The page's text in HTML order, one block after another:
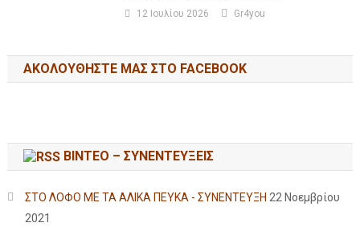
12 Ιουλίου 2026 Gr4you
ΑΚΟΛΟΥΘΉΣΤΕ ΜΑΣ ΣΤΟ FACEBOOK
ΒΙΝΤΕΟ – ΣΥΝΕΝΤΕΥΞΕΙΣ
ΣΤΟ ΛΟΦΟ ΜΕ ΤΑ ΑΛΙΚΑ ΠΕΥΚΑ - ΣΥΝΕΝΤΕΥΞΗ 22 Νοεμβρίου
2021